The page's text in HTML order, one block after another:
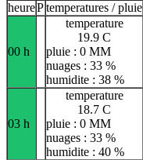
heurePtemperatures / pluie
00 h
temperature
19.9 C
pluie : 0 MM
nuages : 33 %
humidite : 38 %
03 h
temperature
18.7 C
pluie : 0 MM
nuages : 33 %
humidite : 40 %